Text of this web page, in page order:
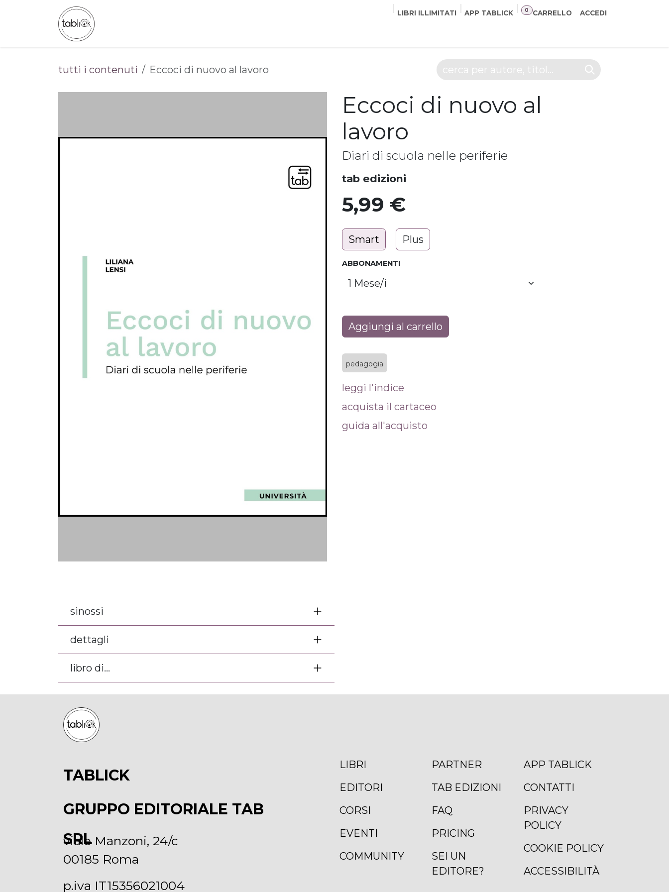
Passa al contenuto LIBRI ILLIMITATI APP TABLICK CARRELLO
0 ACCEDI
tutti i contenuti Eccoci di nuovo al lavoro
Eccoci di nuovo al
lavoro
Diari di scuola nelle periferie
tab edizioni
5,99 €
Smart Plus
ABBONAMENTI
Aggiungi al carrello
pedagogia
leggi l'indice
acquista il cartaceo
guida all'acquisto
sinossi
dettagli
libro di...
viale Manzoni, 24/c
00185 Roma
p.iva IT15356021004
APP TABLICK
CONTATTI
PRIVACY
POLICY
COOKIE POLICY
ACCESSIBILITÀ
PARTNER
TAB EDIZIONI
FAQ
PRICING
SEI UN
EDITORE?
LIBRI
EDITORI
CORSI
EVENTI
COMMUNITY
TABLICK
GRUPPO EDITORIALE TAB
SRL